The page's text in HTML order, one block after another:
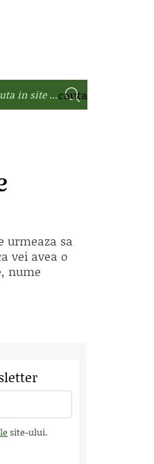
urmeaza sa
vei avea o
nume
site-ului.